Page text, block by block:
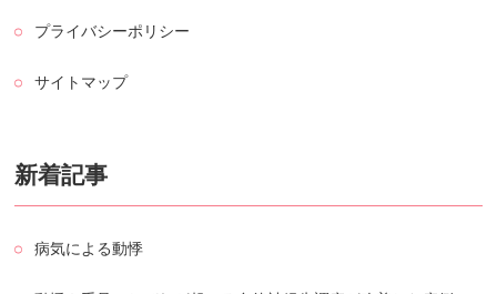
プライバシーポリシー
サイトマップ
新着記事
病気による動悸